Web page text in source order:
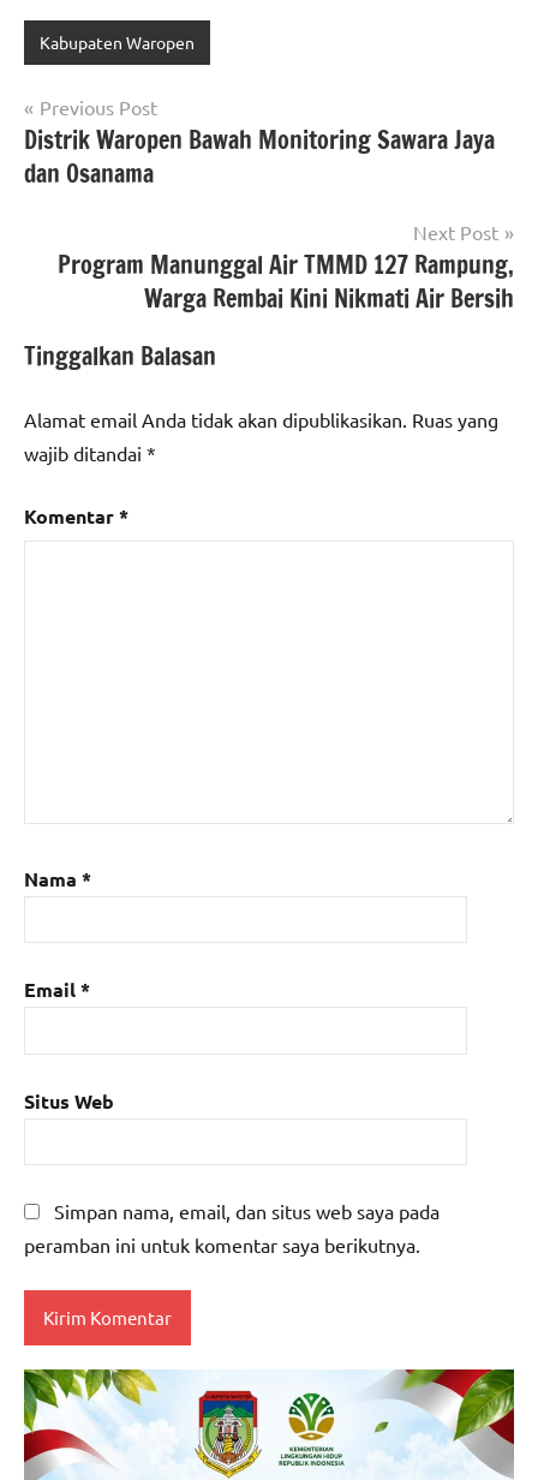
Kabupaten Waropen
Navigasi
pos
Previous Post
Distrik Waropen Bawah Monitoring Sawara Jaya
dan Osanama
Next Post
Program Manunggal Air TMMD 127 Rampung,
Warga Rembai Kini Nikmati Air Bersih
Tinggalkan Balasan
Alamat email Anda tidak akan dipublikasikan. Ruas yang
wajib ditandai *
Komentar*
Nama *
Email*
Situs Web
Simpan nama, email, dan situs web saya pada
peramban ini untuk komentar saya berikutnya.